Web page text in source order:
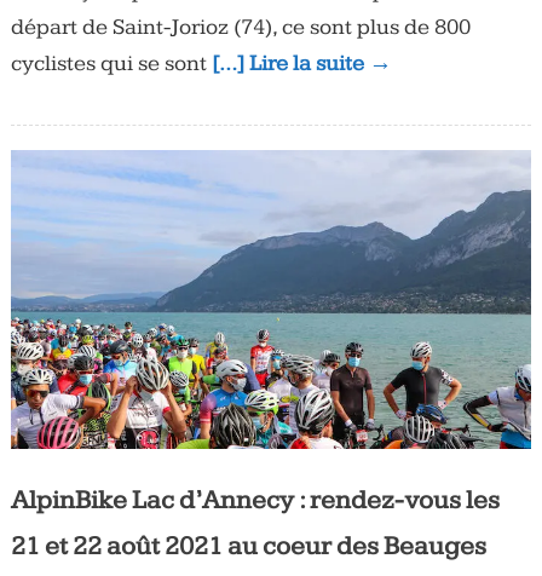
départ de Saint-Jorioz (74), ce sont plus de 800
cyclistes qui se sont […] Lire la suite →
AlpinBike Lac d’Annecy : rendez-vous les
21 et 22 août 2021 au coeur des Beauges